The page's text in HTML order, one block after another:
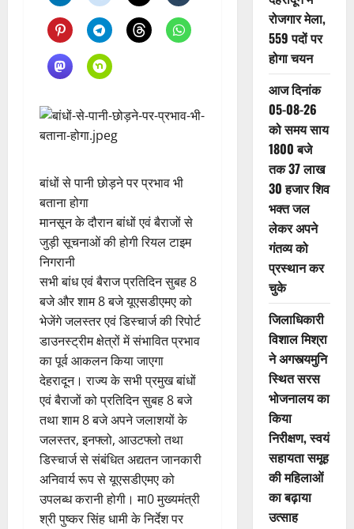
बांधों से पानी छोड़ने पर प्रभाव भी
बताना होगा
मानसून के दौरान बांधों एवं बैराजों से
जुड़ी सूचनाओं की होगी रियल टाइम
निगरानी
सभी बांध एवं बैराज प्रतिदिन सुबह 8
बजे और शाम 8 बजे यूएसडीएमए को
भेजेंगे जलस्तर एवं डिस्चार्ज की रिपोर्ट
डाउनस्ट्रीम क्षेत्रों में संभावित प्रभाव
का पूर्व आकलन किया जाएगा
देहरादून। राज्य के सभी प्रमुख बांधों
एवं बैराजों को प्रतिदिन सुबह 8 बजे
तथा शाम 8 बजे अपने जलाशयों के
जलस्तर, इनफ्लो, आउटफ्लो तथा
डिस्चार्ज से संबंधित अद्यतन जानकारी
अनिवार्य रूप से यूएसडीएमए को
उपलब्ध करानी होगी। मा0 मुख्यमंत्री
श्री पुष्कर सिंह धामी के निर्देश पर
रोजगार मेला,
559 पदों पर
होगा चयन
आज दिनांक
05-08-26
को समय साय
1800 बजे
तक 37 लाख
30 हजार शिव
भक्त जल
लेकर अपने
गंतव्य को
प्रस्थान कर
चुके
जिलाधिकारी
विशाल मिश्रा
ने अगस्त्यमुनि
स्थित सरस
भोजनालय का
किया
निरीक्षण, स्वयं
सहायता समूह
की महिलाओं
का बढ़ाया
उत्साह